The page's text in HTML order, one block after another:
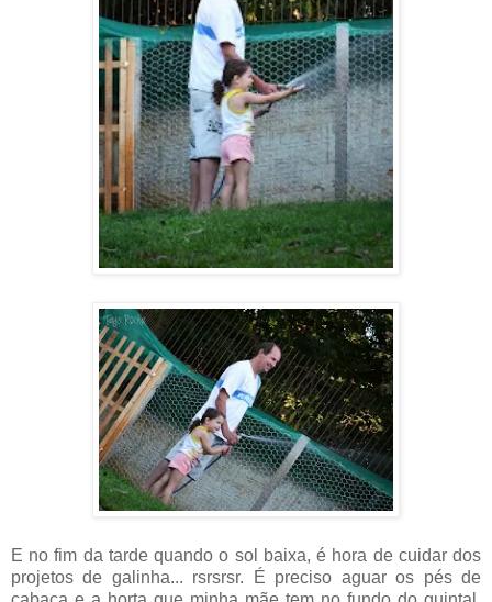
E no fim da tarde quando o sol baixa, é hora de cuidar dos
projetos de galinha... rsrsrsr. É preciso aguar os pés de